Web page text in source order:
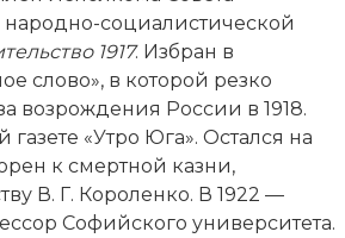
народно-социалистической
1917. Избран в
слово», в которой резко
возрождения России в 1918.
«Утро Юга». Остался на
к смертной казни,
В. Г. Короленко. В 1922 —
Софийского университета.